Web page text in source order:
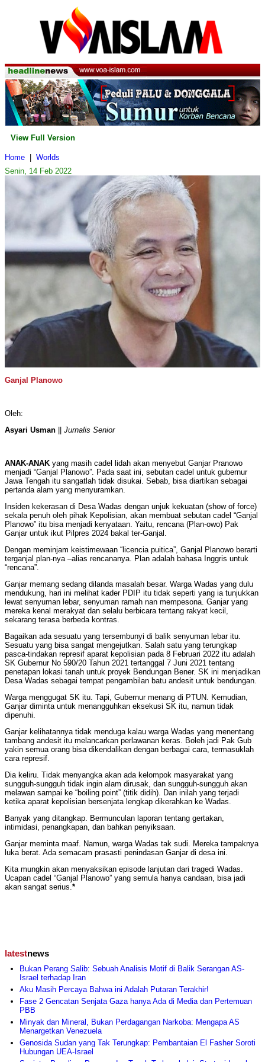
View Full Version
Home
Worlds
Senin, 14 Feb 2022
Ganjal Planowo
Oleh:
Asyari Usman
Jurnalis Senior
ANAK-ANAK yang masih cadel lidah akan menyebut Ganjar Pranowo
menjadi “Ganjal Planowo”. Pada saat ini, sebutan cadel untuk gubernur
Jawa Tengah itu sangatlah tidak disukai. Sebab, bisa diartikan sebagai
pertanda alam yang menyuramkan.
Insiden kekerasan di Desa Wadas dengan unjuk kekuatan (show of force)
sekala penuh oleh pihak Kepolisian, akan membuat sebutan cadel “Ganjal
Planowo” itu bisa menjadi kenyataan. Yaitu, rencana (Plan-owo) Pak
Ganjar untuk ikut Pilpres 2024 bakal ter-Ganjal.
Dengan meminjam keistimewaan “licencia puitica”, Ganjal Planowo berarti
terganjal plan-nya –alias rencananya. Plan adalah bahasa Inggris untuk
“rencana”.
Ganjar memang sedang dilanda masalah besar. Warga Wadas yang dulu
mendukung, hari ini melihat kader PDIP itu tidak seperti yang ia tunjukkan
lewat senyuman lebar, senyuman ramah nan mempesona. Ganjar yang
mereka kenal merakyat dan selalu berbicara tentang rakyat kecil,
sekarang terasa berbeda kontras.
Bagaikan ada sesuatu yang tersembunyi di balik senyuman lebar itu.
Sesuatu yang bisa sangat mengejutkan. Salah satu yang terungkap
pasca-tindakan represif aparat kepolisian pada 8 Februari 2022 itu adalah
SK Gubernur No 590/20 Tahun 2021 tertanggal 7 Juni 2021 tentang
penetapan lokasi tanah untuk proyek Bendungan Bener. SK ini menjadikan
Desa Wadas sebagai tempat pengambilan batu andesit untuk bendungan.
Warga menggugat SK itu. Tapi, Gubernur menang di PTUN. Kemudian,
Ganjar diminta untuk menangguhkan eksekusi SK itu, namun tidak
dipenuhi.
Ganjar kelihatannya tidak menduga kalau warga Wadas yang menentang
tambang andesit itu melancarkan perlawanan keras. Boleh jadi Pak Gub
yakin semua orang bisa dikendalikan dengan berbagai cara, termasuklah
cara represif.
Dia keliru. Tidak menyangka akan ada kelompok masyarakat yang
sungguh-sungguh tidak ingin alam dirusak, dan sungguh-sungguh akan
melawan sampai ke “boiling point” (titik didih). Dan inilah yang terjadi
ketika aparat kepolisian bersenjata lengkap dikerahkan ke Wadas.
Banyak yang ditangkap. Bermunculan laporan tentang gertakan,
intimidasi, penangkapan, dan bahkan penyiksaan.
Ganjar meminta maaf. Namun, warga Wadas tak sudi. Mereka tampaknya
luka berat. Ada semacam prasasti penindasan Ganjar di desa ini.
Kita mungkin akan menyaksikan episode lanjutan dari tragedi Wadas.
Ucapan cadel “Ganjal Planowo” yang semula hanya candaan, bisa jadi
akan sangat serius.*
latestnews
Bukan Perang Salib: Sebuah Analisis Motif di Balik Serangan AS-
Israel terhadap Iran
Aku Masih Percaya Bahwa ini Adalah Putaran Terakhir!
Fase 2 Gencatan Senjata Gaza hanya Ada di Media dan Pertemuan
PBB
Minyak dan Mineral, Bukan Perdagangan Narkoba: Mengapa AS
Menargetkan Venezuela
Genosida Sudan yang Tak Terungkap: Pembantaian El Fasher Soroti
Hubungan UEA-Israel